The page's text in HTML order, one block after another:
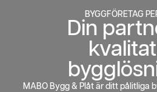
BYGGFÖRETAG
Din
MABO Bygg & Plåt är ditt pålitliga